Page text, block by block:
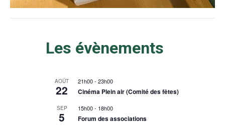
Les évènements
AOÛT
22
21h00-23h00
Cinéma Plein air (Comité des fêtes)
SEP
5
15h00- 18h00
Forum des associations